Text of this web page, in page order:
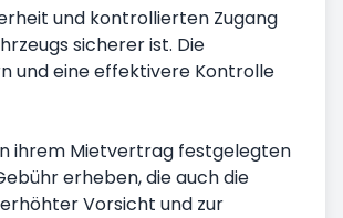
und kontrollierten Zugang
sicherer ist. Die
und eine effektivere Kontrolle
ihrem Mietvertrag festgelegten
erheben, die auch die
Vorsicht und zur